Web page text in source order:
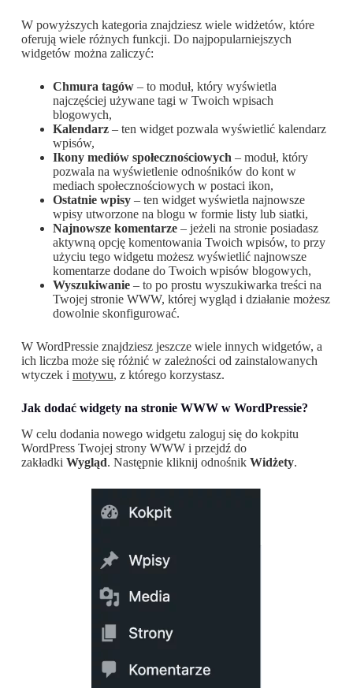
W powyższych kategoria znajdziesz wiele widżetów, które
oferują wiele różnych funkcji. Do najpopularniejszych
widgetów można zaliczyć:
Chmura tagów– to moduł, który wyświetla
najczęściej używane tagi w Twoich wpisach
blogowych,
Kalendarz – ten widget pozwala wyświetlić kalendarz
wpisów,
Ikony mediów społecznościowych – moduł, który
pozwala na wyświetlenie odnośników do kont w
mediach społecznościowych w postaci ikon,
Ostatnie wpisy– ten widget wyświetla najnowsze
wpisy utworzone na blogu w formie listy lub siatki,
Najnowsze komentarze– jeżeli na stronie posiadasz
aktywną opcję komentowania Twoich wpisów, to przy
użyciu tego widgetu możesz wyświetlić najnowsze
komentarze dodane do Twoich wpisów blogowych,
Wyszukiwanie – to po prostu wyszukiwarka treści na
Twojej stronie WWW, której wygląd i działanie możesz
dowolnie skonfigurować.
W WordPressie znajdziesz jeszcze wiele innych widgetów, a
ich liczba może się różnić w zależności od zainstalowanych
wtyczek i motywu, z którego korzystasz.
Jak dodać widgety na stronie WWW w WordPressie?
W celu dodania nowego widgetu zaloguj się do kokpitu
WordPress Twojej strony WWW i przejdź do
zakładki Wygląd. Następnie kliknij odnośnik Widżety.